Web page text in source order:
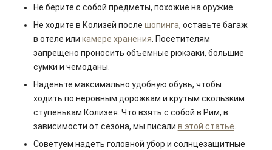
Не берите с собой предметы, похожие на оружие.
Не ходите в Колизей после шопинга, оставьте багаж
в отеле или камере хранения . Посетителям
запрещено проносить объемные рюкзаки, большие
сумки и чемоданы.
Наденьте максимально удобную обувь, чтобы
ходить по неровным дорожкам и крутым скользким
ступенькам Колизея. Что взять с собой в Рим, в
зависимости от сезона, мы писали в этой статье
Советуем надеть головной убор и солнцезащитные